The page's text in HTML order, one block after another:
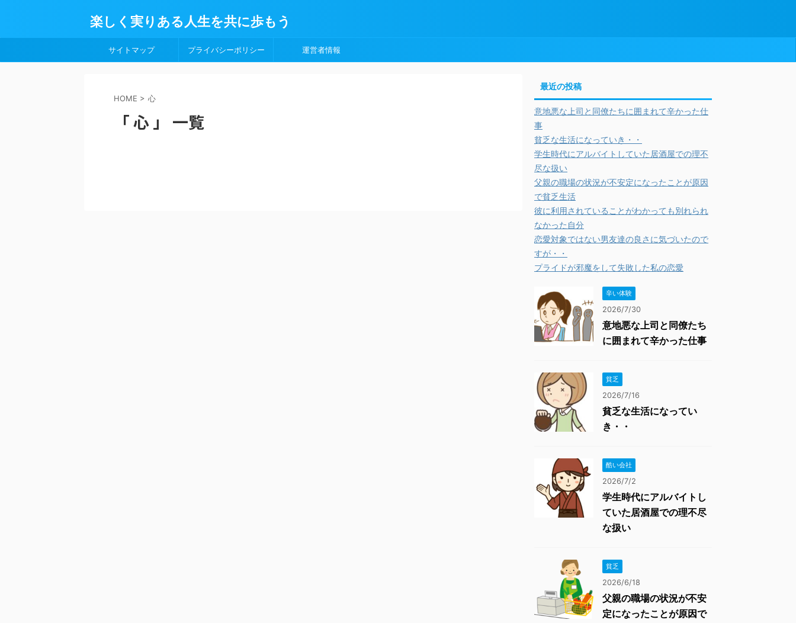
楽しく実りある人生を共に歩もう
サイトマップ プライバシーポリシー 運営者情報
HOME > 心
「 心 」 一覧
最近の投稿
意地悪な上司と同僚たちに囲まれて辛かった仕
事
貧乏な生活になっていき・・
学生時代にアルバイトしていた居酒屋での理不
尽な扱い
父親の職場の状況が不安定になったことが原因
で貧乏生活
彼に利用されていることがわかっても別れられ
なかった自分
恋愛対象ではない男友達の良さに気づいたので
すが・・
プライドが邪魔をして失敗した私の恋愛
辛い体験
2026/7/30
意地悪な上司と同僚たち
に囲まれて辛かった仕事
貧乏
2026/7/16
貧乏な生活になってい
き・・
酷い会社
2026/7/2
学生時代にアルバイトし
ていた居酒屋での理不尽
な扱い
貧乏
2026/6/18
父親の職場の状況が不安
定になったことが原因で